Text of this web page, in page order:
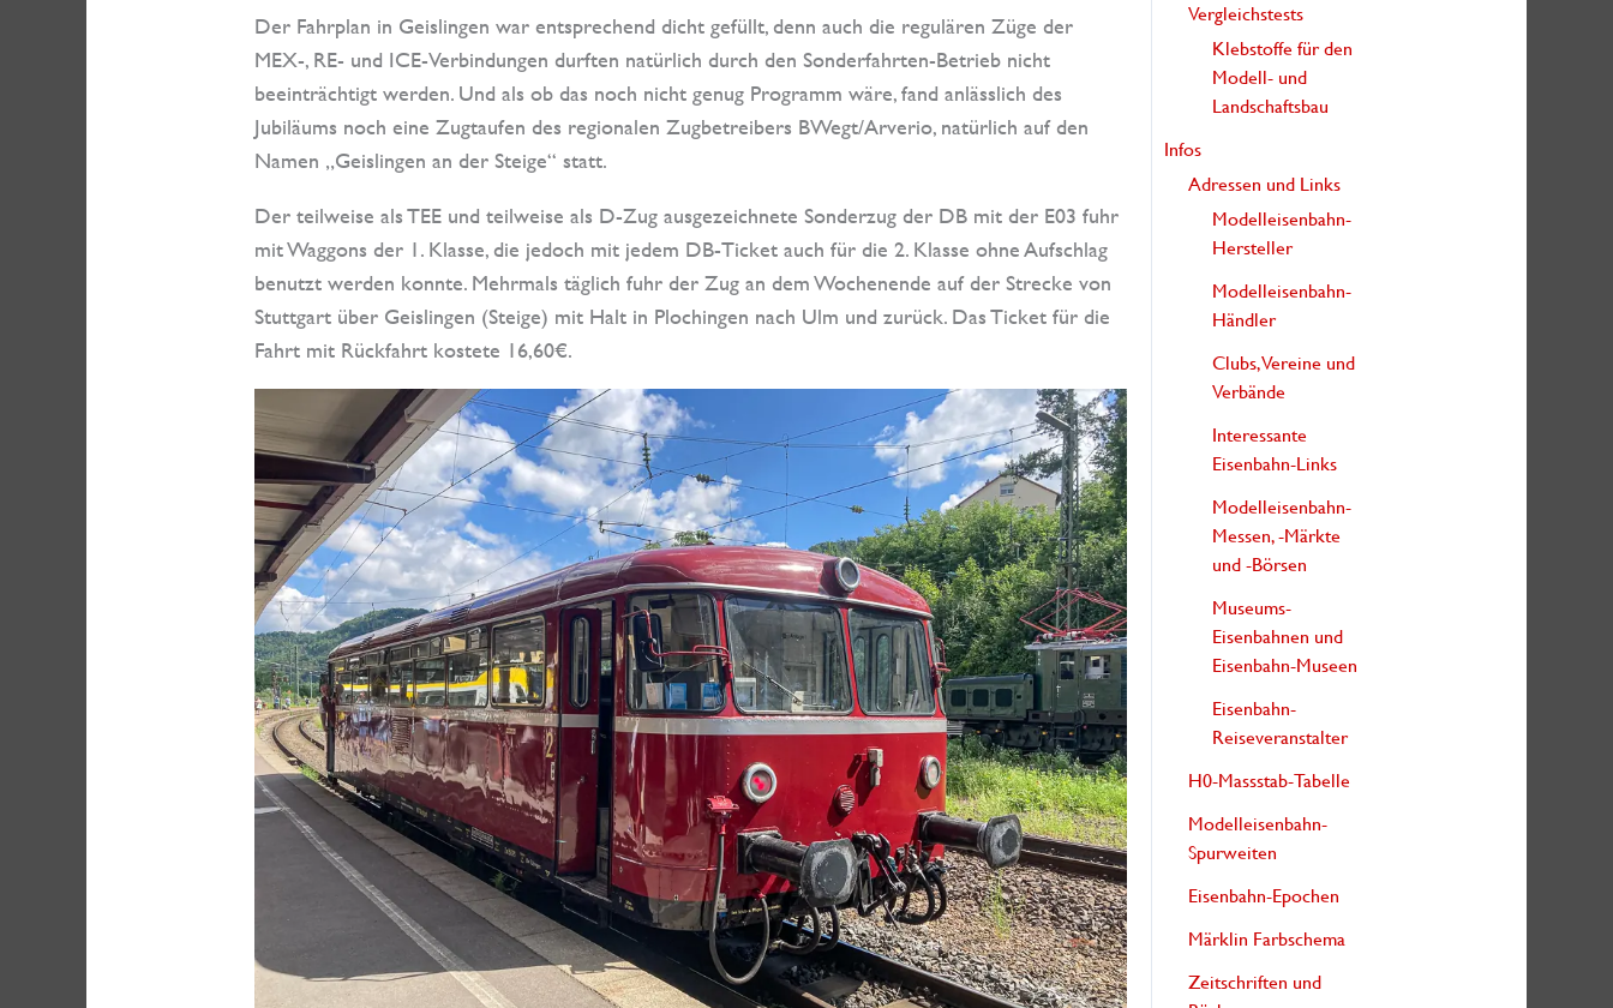
Der Fahrplan in Geislingen war entsprechend dicht gefüllt, denn auch die regulären Züge der
MEX-, RE- und ICE-Verbindungen durften natürlich durch den Sonderfahrten-Betrieb nicht
beeinträchtigt werden. Und als ob das noch nicht genug Programm wäre, fand anlässlich des
Jubiläums noch eine Zugtaufen des regionalen Zugbetreibers BWegt/Arverio, natürlich auf den
Namen „Geislingen an der Steige“ statt.
Der teilweise als TEE und teilweise als D-Zug ausgezeichnete Sonderzug der DB mit der E03 fuhr
mit Waggons der 1. Klasse, die jedoch mit jedem DB-Ticket auch für die 2. Klasse ohne Aufschlag
benutzt werden konnte. Mehrmals täglich fuhr der Zug an dem Wochenende auf der Strecke von
Stuttgart über Geislingen (Steige) mit Halt in Plochingen nach Ulm und zurück. Das Ticket für die
Fahrt mit Rückfahrt kostete 16,60€.
Vergleichstests
Klebstoffe für den
Modell- und
Landschaftsbau
Infos
Adressen und Links
Modelleisenbahn-
Hersteller
Modelleisenbahn-
Händler
Clubs, Vereine und
Verbände
Interessante
Eisenbahn-Links
Modelleisenbahn-
Messen, -Märkte
und -Börsen
Museums-
Eisenbahnen und
Eisenbahn-Museen
Eisenbahn-
Reiseveranstalter
H0-Massstab-Tabelle
Modelleisenbahn-
Spurweiten
Eisenbahn-Epochen
Märklin Farbschema
Zeitschriften und